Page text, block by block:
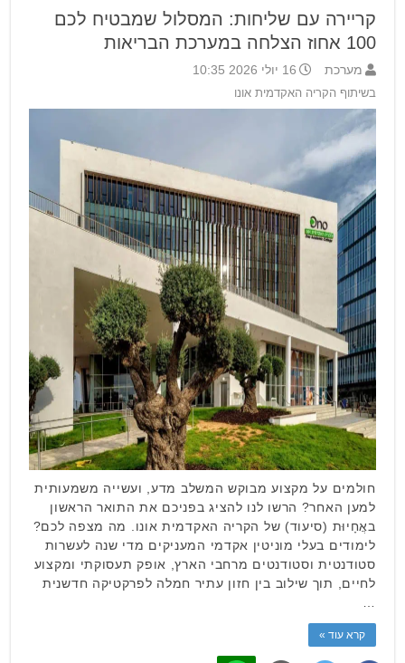
קריירה עם שליחות: המסלול שמבטיח לכם
100 אחוז הצלחה במערכת הבריאות
מערכת
16 יולי 2026 10:35
בשיתוף הקריה האקדמית אונו
חולמים על מקצוע מבוקש המשלב מדע, ועשייה משמעותית
למען האחר? הרשו לנו להציג בפניכם את התואר הראשון
באֲחָיוּת (סיעוד) של הקריה האקדמית אונו. מה מצפה לכם?
לימודים בעלי מוניטין אקדמי המעניקים מדי שנה לעשרות
סטודנטית וסטודנטים מרחבי הארץ, אופק תעסוקתי ומקצוע
לחיים, תוך שילוב בין חזון עתיר חמלה לפרקטיקה חדשנית
קרא עוד »